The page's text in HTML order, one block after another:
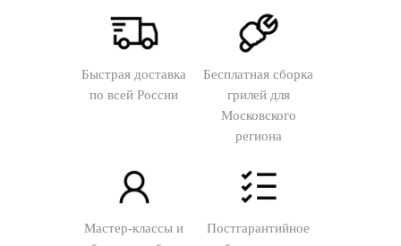
Быстрая доставка
по всей России
Бесплатная сборка
грилей для
Московского
региона
Мастер-классы и
Постгарантийное